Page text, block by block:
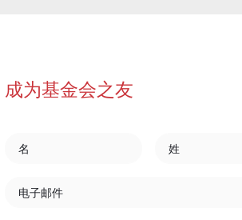
成为基金会之友
电子邮件